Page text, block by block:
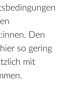
Den
so gering
mit